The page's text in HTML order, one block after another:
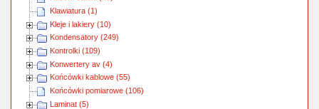
Klawiatura (1)
Kleje i lakiery (10)
Kondensatory (249)
Kontrolki (109)
Konwertery av (4)
Końcówki kablowe (55)
Końcówki pomiarowe (106)
Laminat (5)